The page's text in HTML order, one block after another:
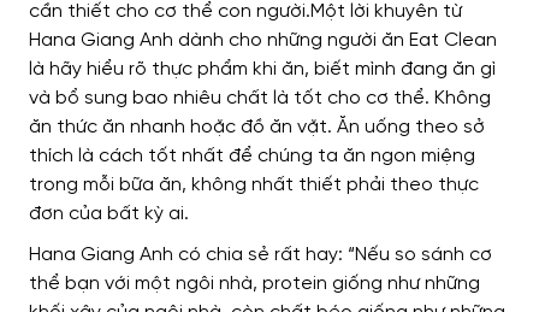
cần thiết cho cơ thể con người.Một lời khuyên từ
Hana Giang Anh dành cho những người ăn Eat Clean
là hãy hiểu rõ thực phẩm khi ăn, biết mình đang ăn gì
và bổ sung bao nhiêu chất là tốt cho cơ thể. Không
ăn thức ăn nhanh hoặc đồ ăn vặt. Ăn uống theo sở
thích là cách tốt nhất để chúng ta ăn ngon miệng
trong mỗi bữa ăn, không nhất thiết phải theo thực
đơn của bất kỳ ai.
Hana Giang Anh có chia sẻ rất hay: “Nếu so sánh cơ
thể bạn với một ngôi nhà, protein giống như những